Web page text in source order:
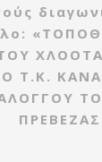
Τ.Κ.